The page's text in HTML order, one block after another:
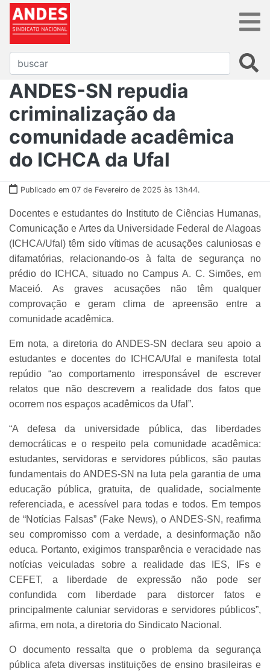
ANDES-SN repudia
criminalização da
comunidade acadêmica
do ICHCA da Ufal
Publicado em 07 de Fevereiro de 2025 às 13h44.
Docentes e estudantes do Instituto de Ciências Humanas,
Comunicação e Artes da Universidade Federal de Alagoas
(ICHCA/Ufal) têm sido vítimas de acusações caluniosas e
difamatórias, relacionando-os à falta de segurança no
prédio do ICHCA, situado no Campus A. C. Simões, em
Maceió. As graves acusações não têm qualquer
comprovação e geram clima de apreensão entre a
comunidade acadêmica.
Em nota, a diretoria do ANDES-SN declara seu apoio a
estudantes e docentes do ICHCA/Ufal e manifesta total
repúdio “ao comportamento irresponsável de escrever
relatos que não descrevem a realidade dos fatos que
ocorrem nos espaços acadêmicos da Ufal”.
“A defesa da universidade pública, das liberdades
democráticas e o respeito pela comunidade acadêmica:
estudantes, servidoras e servidores públicos, são pautas
fundamentais do ANDES-SN na luta pela garantia de uma
educação pública, gratuita, de qualidade, socialmente
referenciada, e acessível para todas e todos. Em tempos
de “Notícias Falsas” (Fake News), o ANDES-SN, reafirma
seu compromisso com a verdade, a desinformação não
educa. Portanto, exigimos transparência e veracidade nas
notícias veiculadas sobre a realidade das IES, IFs e
CEFET, a liberdade de expressão não pode ser
confundida com liberdade para distorcer fatos e
principalmente caluniar servidoras e servidores públicos”,
afirma, em nota, a diretoria do Sindicato Nacional.
O documento ressalta que o problema da segurança
pública afeta diversas instituições de ensino brasileiras e